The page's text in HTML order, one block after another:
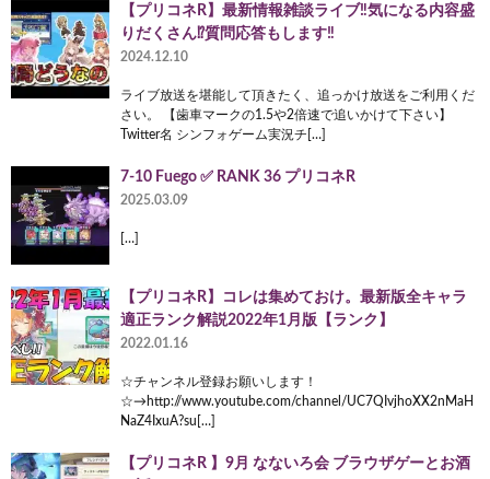
【プリコネR】最新情報雑談ライブ‼気になる内容盛
りだくさん⁉質問応答もします‼
2024.12.10
ライブ放送を堪能して頂きたく、追っかけ放送をご利用くだ
さい。 【歯車マークの1.5や2倍速で追いかけて下さい】
Twitter名 シンフォゲーム実況チ[…]
7-10 Fuego ✅️ RANK 36 プリコネR
2025.03.09
[…]
【プリコネR】コレは集めておけ。最新版全キャラ
適正ランク解説2022年1月版【ランク】
2022.01.16
☆チャンネル登録お願いします！
☆→http://www.youtube.com/channel/UC7QIvjhoXX2nMaH
NaZ4IxuA?su[…]
【プリコネR 】9月 なないろ会 ブラウザゲーとお酒